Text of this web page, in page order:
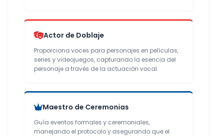
Actor de Doblaje
Proporciona voces para personajes en películas,
series y videojuegos, capturando la esencia del
personaje a través de la actuación vocal.
Maestro de Ceremonias
Guía eventos formales y ceremoniales,
manejando el protocolo y asegurando que el